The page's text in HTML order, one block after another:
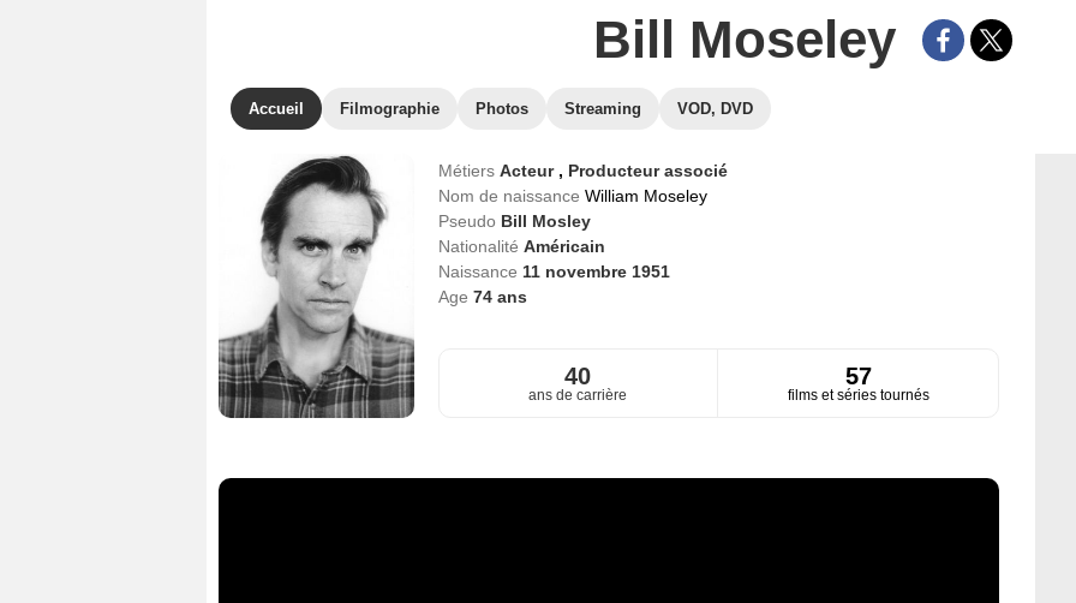
Bill Moseley
Accueil Filmographie Photos Streaming VOD, DVD
Métiers Acteur , Producteur associé
Nom de naissance William Moseley
Pseudo Bill Mosley
Nationalité Américain
Naissance 11 novembre 1951
Age 74ans
40
ans de carrière
57
films et séries tournés